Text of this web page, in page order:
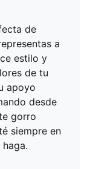
de
a
estilo y
de tu
apoyo
desde
gorro
siempre en